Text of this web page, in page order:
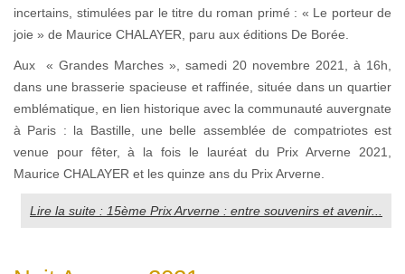
incertains, stimulées par le titre du roman primé : « Le porteur de
joie » de Maurice CHALAYER, paru aux éditions De Borée.
Aux « Grandes Marches », samedi 20 novembre 2021, à 16h,
dans une brasserie spacieuse et raffinée, située dans un quartier
emblématique, en lien historique avec la communauté auvergnate
à Paris : la Bastille, une belle assemblée de compatriotes est
venue pour fêter, à la fois le lauréat du Prix Arverne 2021,
Maurice CHALAYER et les quinze ans du Prix Arverne.
Lire la suite : 15ème Prix Arverne : entre souvenirs et avenir...